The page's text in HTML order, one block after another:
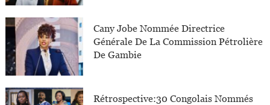
Cany Jobe Nommée Directrice
Générale De La Commission Pétrolière
De Gambie
Rétrospective:30 Congolais Nommés